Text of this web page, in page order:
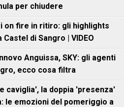
per chiudere
on fire in ritiro: gli highlights
di Sangro | VIDEO
Anguissa, SKY: gli agenti
ecco cosa filtra
caviglia', la doppia 'presenza'
le emozioni del pomeriggio a